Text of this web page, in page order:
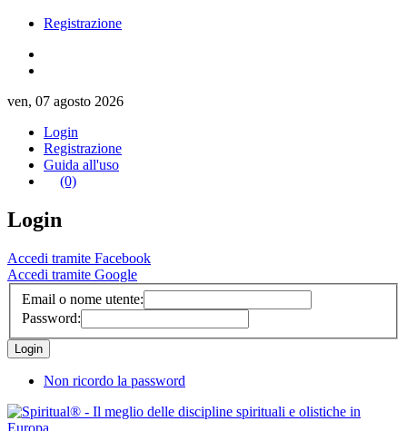
Registrazione
ven, 07 agosto 2026
Login
Registrazione
Guida all'uso
(0)
Login
Accedi tramite Facebook
Accedi tramite Google
Email o nome utente:
Password:
Non ricordo la password